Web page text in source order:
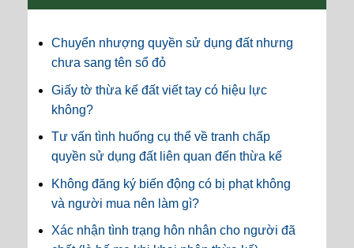
Chuyển nhượng quyền sử dụng đất nhưng
chưa sang tên sổ đỏ
Giấy tờ thừa kế đất viết tay có hiệu lực
không?
Tư vấn tình huống cụ thể về tranh chấp
quyền sử dụng đất liên quan đến thừa kế
Không đăng ký biến động có bị phạt không
và người mua nên làm gì?
Xác nhận tình trạng hôn nhân cho người đã